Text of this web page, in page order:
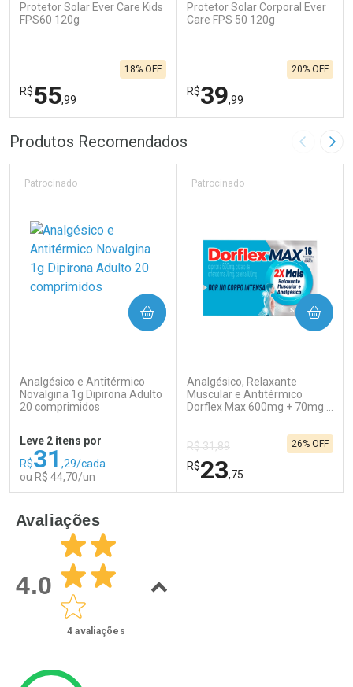
Protetor Solar Ever Care Kids
FPS60 120g
R$55,99
18% OFF
FECHAR
Laboratório
Ativar Desconto
Por R$ 55,99/cada
FECHAR
Por Menos
Comprar sem Desconto
Protetor Solar Corporal Ever
Care FPS 50 120g
R$39,99
20% OFF
Laboratório
Ativar Desconto
Por R$ 39,99/cada
Por Menos
Comprar sem Desconto
Produtos Recomendados Imagem
Analgésico e Antitérmico
Novalgina 1g Dipirona Adulto
20 comprimidos
Patrocinado
Leve 2 itens por
R$31 ,29/cada
ou R$ 44,70/un
COMPRAR
Laboratório
Por Menos
Analgésico, Relaxante
Muscular e Antitérmico
Dorflex Max 600mg + 70mg +
Patrocinado
R$ 31,89
R$23,75
26% OFF
COMPRAR
Avaliações
4.0
4 avaliações